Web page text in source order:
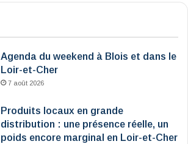
Agenda du weekend à Blois et dans le
Loir-et-Cher
7 août 2026
Produits locaux en grande
distribution : une présence réelle, un
poids encore marginal en Loir-et-Cher